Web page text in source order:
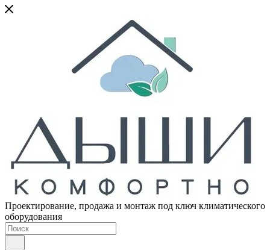
Проектирование, продажа и монтаж под ключ климатического
оборудования